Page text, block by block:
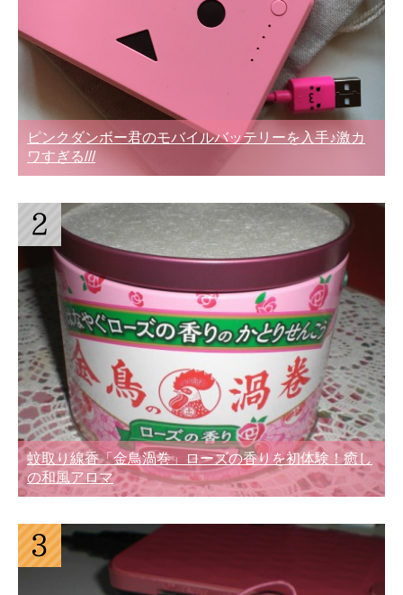
ピンクダンボー君のモバイルバッテリーを入手♪激カ
ワすぎる///
蚊取り線香「金鳥渦巻」ローズの香りを初体験！癒し
の和風アロマ